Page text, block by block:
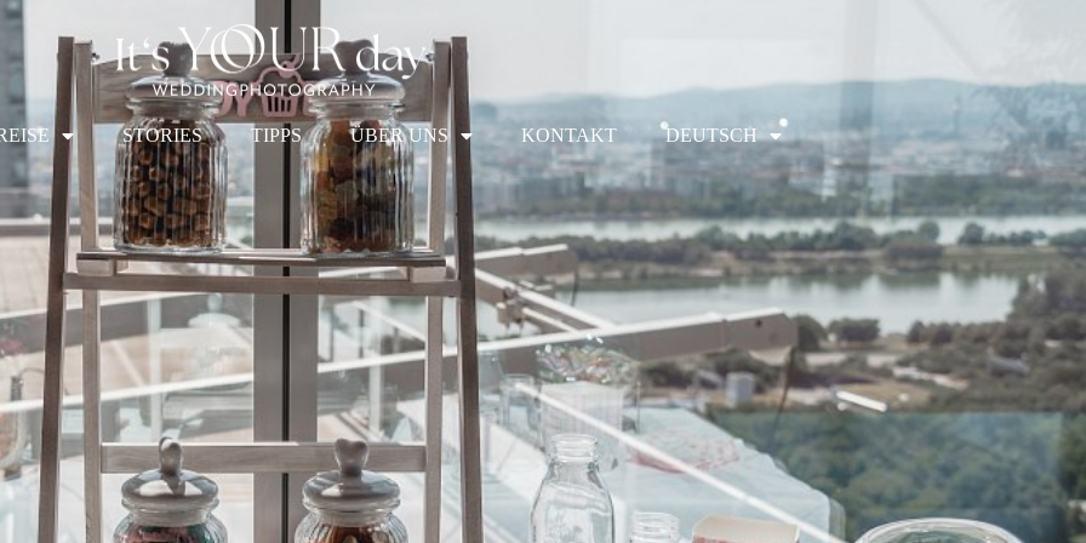
STORIES TIPPS ÜBER UNS KONTAKT DEUTSCH